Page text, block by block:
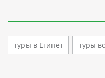
туры в Египет туры